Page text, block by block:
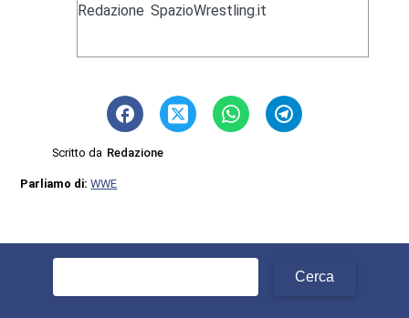
Redazione SpazioWrestling.it
Scritto da Redazione
Parliamo di:WWE